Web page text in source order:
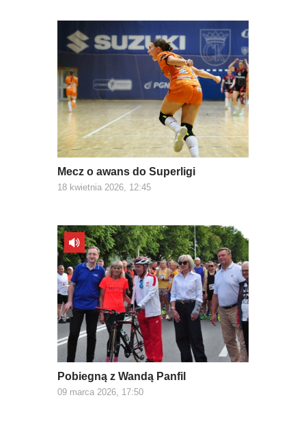
Mecz o awans do Superligi
18 kwietnia 2026, 12:45
Pobiegną z Wandą Panfil
09 marca 2026, 17:50